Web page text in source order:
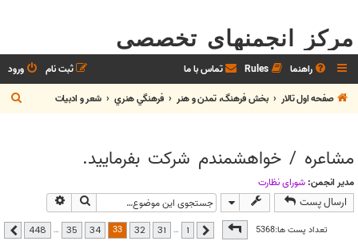
مرکز انجمنهای تخصصی
راهنما Rules تماس با ما ورود
ثبت نام
صفحه اول تالار
بخش فرهنگ، تمدن و هنر فرهنگي هنري شعر و ادبيات
ج
س
مشاعره / خواهشمندم شرکت بفرماييد.
مدیر انجمن: شوراي نظارت
ارسال پست جستجو
تعداد پست ها:5368
صفحه33از 448 قبلی …
31
32
33
34
35
…
448 بعدی